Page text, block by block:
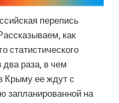
перепись
как
статистического
два раза, в чем
Крыму ее ждут с
запланированной на